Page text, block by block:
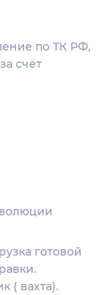
по ТК РФ,
счёт
готовой
( вахта).